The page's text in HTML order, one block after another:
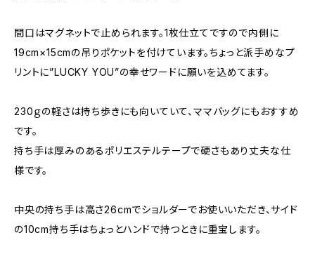
間口はマグネットで止められます。1枚仕立てですので内側に
19cm×15cmの吊りポケットを付けています。ちょっと派手めなプ
リントに”LUCKY YOU”の幸せワードに願いを込めてます。
230ｇの軽さは持ち歩きにも向いていて、ママバッグにもおすすめ
です。
持ち手は厚みのあるポリエステルテープで硬さもあり丈夫な仕
様です。
中央の持ち手は高さ26cmでショルダーでお使いいただき、サイド
の10cm持ち手はちょっとハンドで持つときに重宝します。